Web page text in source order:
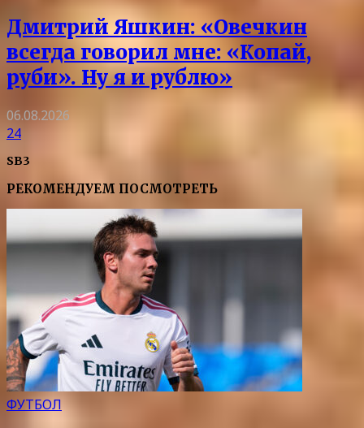
Дмитрий Яшкин: «Овечкин
всегда говорил мне: «Копай,
руби». Ну я и рублю»
06.08.2026
24
SB3
РЕКОМЕНДУЕМ ПОСМОТРЕТЬ
ФУТБОЛ